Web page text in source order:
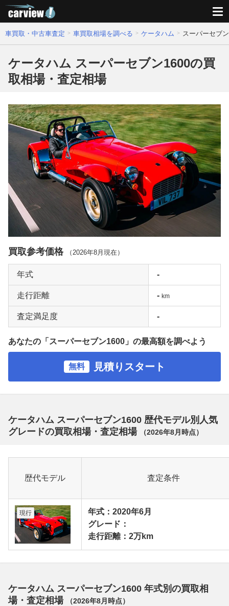
車買取・中古車査定 車買取相場を調べる ケータハム スーパーセブ
ケータハム スーパーセブン1600の買
取相場・査定相場
買取参考価格 （ 2026年8月 現在）
年式 -
走行距離 - km
査定満足度 -
あなたの「スーパーセブン1600」の最高額を調べよう
無料 見積りスタート
ケータハム スーパーセブン1600 歴代モデル別人気
グレードの買取相場・査定相場
（2026年8月 時点）
歴代モデル 査定条件
現行
年式：2020年6月
グレード：
走行距離：2万km
ケータハム スーパーセブン1600 年式別の買取相
場・査定相場
（2026年8月 時点）